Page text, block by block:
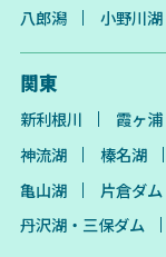
八郎潟 小野川湖
関東
新利根川 霞ヶ浦
神流湖
榛名湖
亀山湖
片倉ダム
丹沢湖・三保ダム